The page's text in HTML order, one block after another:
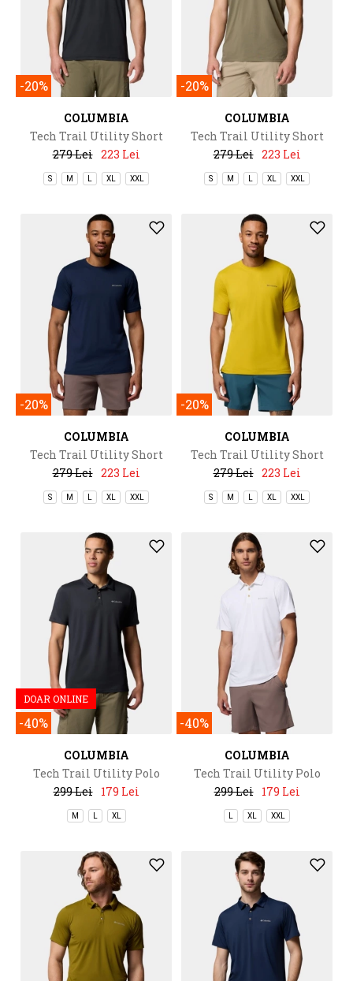
-20%
COLUMBIA
Tech Trail Utility Short
Sleeve Crew
279 Lei 223 Lei
S M XL XXL
-20%
COLUMBIA
Tech Trail Utility Short
Sleeve Crew
279 Lei 223 Lei
S M XL XXL
-20%
COLUMBIA
Tech Trail Utility Short
Sleeve Crew
279 Lei 223 Lei
S M XL XXL
-20%
COLUMBIA
Tech Trail Utility Short
Sleeve Crew
279 Lei 223 Lei
S M XL XXL
DOAR ONLINE
-40%
COLUMBIA
Tech Trail Utility Polo
299 Lei
179 Lei
M XL
-40%
COLUMBIA
Tech Trail Utility Polo
299 Lei
179 Lei
XL XXL